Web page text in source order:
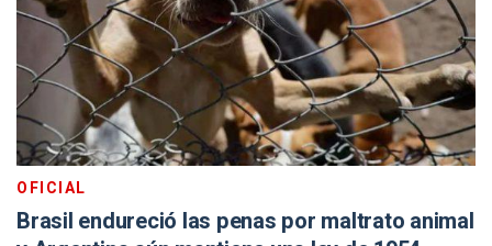
OFICIAL
Brasil endureció las penas por maltrato animal